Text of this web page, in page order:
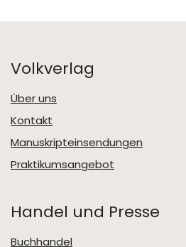
Volkverlag
Über uns
Kontakt
Manuskripteinsendungen
Praktikumsangebot
Handel und Presse
Buchhandel